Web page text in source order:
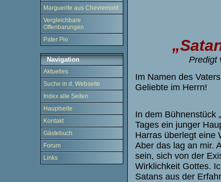
Marguerite aus Chevremont
Vergleichbare
Offenbarungen
Pater Pio
Navigation
Aktuelles
Suche in d. Webseite
Index alle Seiten
Hauptseite
Kontakt
Gästebuch
Forum
Links
Predigt
Im Namen des
Geliebte im Herrn!
In dem Bühnenstück
Tages ein junger
Harras überlegt eine
Aber das lag an mir.
sein, sich von der
Wirklichkeit Gottes.
Satans aus der